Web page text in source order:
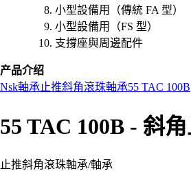
小型設備用（傳統 FA 型）
小型設備用（FS 型）
支撐座與周邊配件
产品介绍
Nsk軸承 止推斜角滾珠軸承55 TAC 100B
55 TAC 100B - 斜
止推斜角滾珠軸承/軸承